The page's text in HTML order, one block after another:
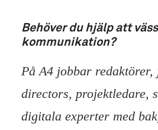
Behöver du hjälp att
kommunikation?
På A4 jobbar
directors, projektledare,
digitala experter med